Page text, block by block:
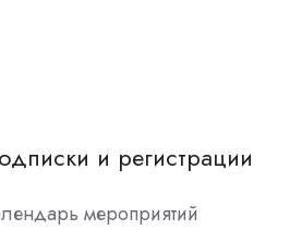
и регистрации
мероприятий